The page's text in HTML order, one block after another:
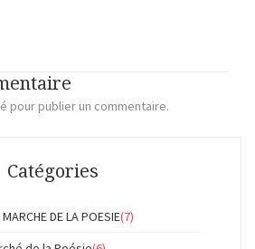
pour publier un commentaire.
Catégories
DE LA POESIE(7)